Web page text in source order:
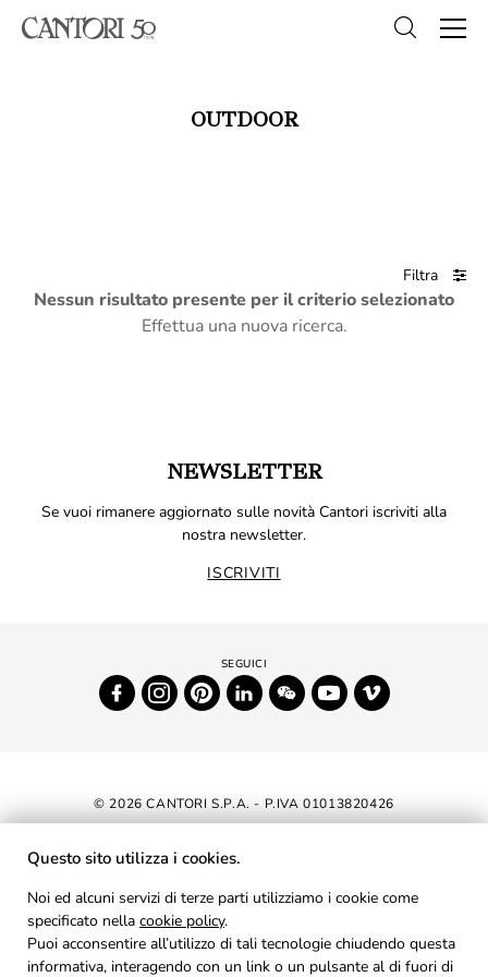
OUTDOOR
Filtra
Nessun risultato presente per il criterio selezionato
Effettua una nuova ricerca.
NEWSLETTER
Se vuoi rimanere aggiornato sulle novità Cantori iscriviti alla
nostra newsletter.
ISCRIVITI
© 2026 CANTORI S.P.A. - P.IVA 01013820426
DICHIARAZIONE DI ACCESSIBILITÀ
AREA RISERVATA
PRIVACY
Questo sito utilizza i cookies.
Noi ed alcuni servizi di terze parti utilizziamo i cookie come
specificato nella cookie policy.
Puoi acconsentire all’utilizzo di tali tecnologie chiudendo questa
informativa, interagendo con un link o un pulsante al di fuori di